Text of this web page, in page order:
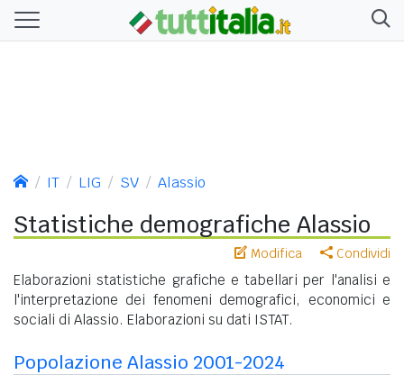
IT LIG SV Alassio
Statistiche demografiche Alassio
Modifica Condividi
Elaborazioni statistiche grafiche e tabellari per l'analisi e
l'interpretazione dei fenomeni demografici, economici e
sociali di Alassio. Elaborazioni su dati ISTAT.
Popolazione Alassio 2001-2024